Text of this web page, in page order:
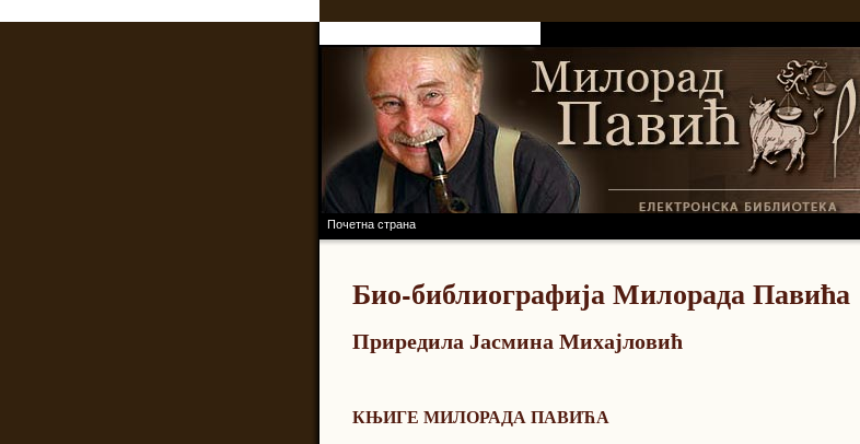
Почетна страна
Био-библиографија Милорада Павића
Приредила Јасмина Михајловић
КЊИГЕ МИЛОРАДА ПАВИЋА